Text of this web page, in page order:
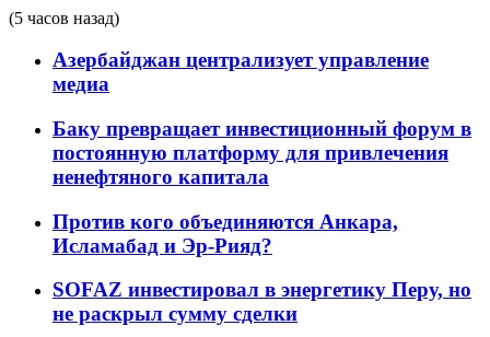
(5 часов назад)
Азербайджан централизует управление
медиа
Баку превращает инвестиционный форум в
постоянную платформу для привлечения
ненефтяного капитала
Против кого объединяются Анкара,
Исламабад и Эр-Рияд?
SOFAZ инвестировал в энергетику Перу, но
не раскрыл сумму сделки